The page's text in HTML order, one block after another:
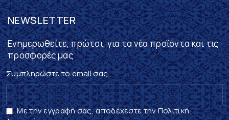
NEWSLETTER
Ενημερωθείτε, πρώτοι, για τα νέα προϊόντα και τις
προσφορές μας
Συμπληρώστε το email σας
Με την εγγραφή σας, αποδέχεστε την Πολιτική